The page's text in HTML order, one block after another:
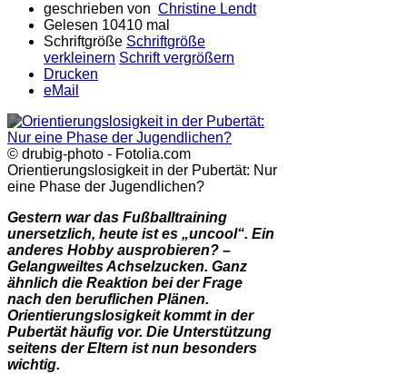
geschrieben von Christine Lendt
Gelesen 10410 mal
Schriftgröße Schriftgröße
verkleinern Schrift vergrößern
Drucken
eMail
© drubig-photo - Fotolia.com
Orientierungslosigkeit in der Pubertät: Nur
eine Phase der Jugendlichen?
Gestern war das Fußballtraining
unersetzlich, heute ist es „uncool“. Ein
anderes Hobby ausprobieren? –
Gelangweiltes Achselzucken. Ganz
ähnlich die Reaktion bei der Frage
nach den beruflichen Plänen.
Orientierungslosigkeit kommt in der
Pubertät häufig vor. Die Unterstützung
seitens der Eltern ist nun besonders
wichtig.